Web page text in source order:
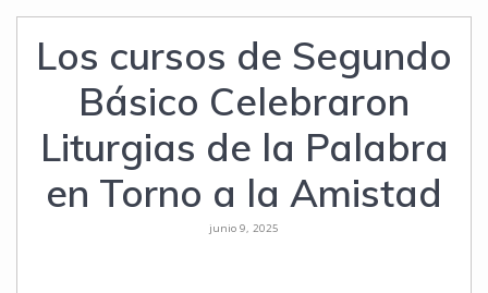
Los cursos de Segundo
Básico Celebraron
Liturgias de la Palabra
en Torno a la Amistad
junio 9, 2025